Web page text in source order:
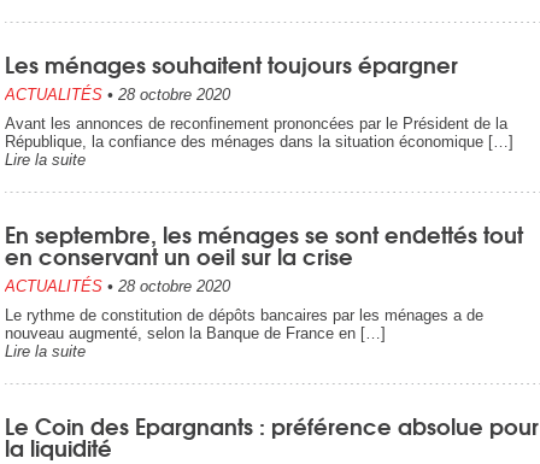
Les ménages souhaitent toujours épargner
ACTUALITÉS • 28 octobre 2020
Avant les annonces de reconfinement prononcées par le Président de la
République, la confiance des ménages dans la situation économique […]
Lire la suite
En septembre, les ménages se sont endettés tout
en conservant un oeil sur la crise
ACTUALITÉS • 28 octobre 2020
Le rythme de constitution de dépôts bancaires par les ménages a de
nouveau augmenté, selon la Banque de France en […]
Lire la suite
Le Coin des Epargnants : préférence absolue pour
la liquidité